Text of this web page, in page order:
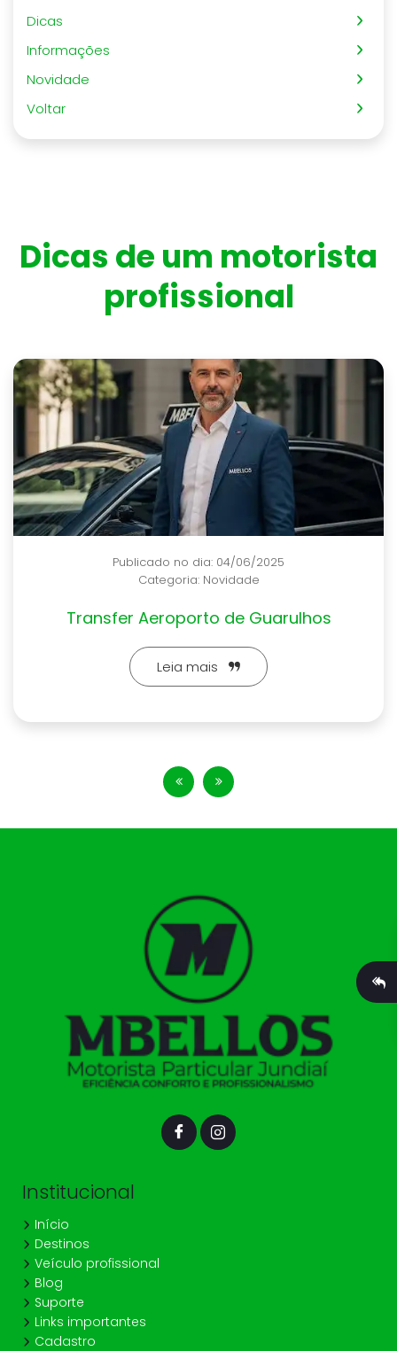
Dicas
Informações
Novidade
Voltar
Dicas de um motorista
profissional
Guarulhos
Publicado no dia:
Motorista
Institucional
Início
Destinos
Veículo profissional
Blog
Suporte
Links importantes
Cadastro